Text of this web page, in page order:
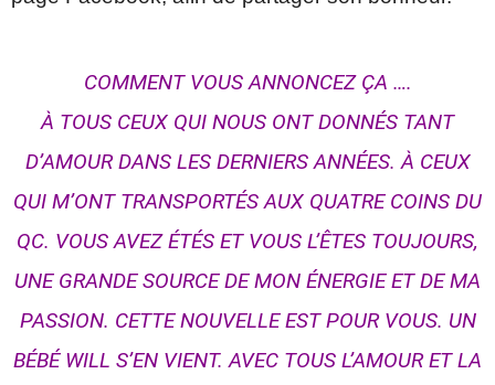
COMMENT VOUS ANNONCEZ ÇA ….
À TOUS CEUX QUI NOUS ONT DONNÉS TANT
D’AMOUR DANS LES DERNIERS ANNÉES. À CEUX
QUI M’ONT TRANSPORTÉS AUX QUATRE COINS DU
QC. VOUS AVEZ ÉTÉS ET VOUS L’ÊTES TOUJOURS,
UNE GRANDE SOURCE DE MON ÉNERGIE ET DE MA
PASSION. CETTE NOUVELLE EST POUR VOUS. UN
BÉBÉ WILL S’EN VIENT. AVEC TOUS L’AMOUR ET LA